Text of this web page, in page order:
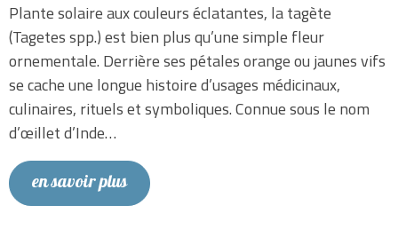
Plante solaire aux couleurs éclatantes, la tagète
(Tagetes spp.) est bien plus qu’une simple fleur
ornementale. Derrière ses pétales orange ou jaunes vifs
se cache une longue histoire d’usages médicinaux,
culinaires, rituels et symboliques. Connue sous le nom
d’œillet d’Inde…
en savoir plus